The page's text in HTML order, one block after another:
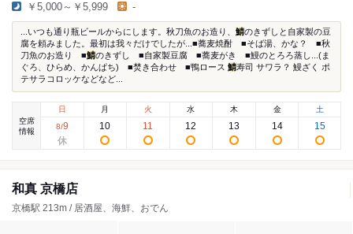
￥5,000～￥5,999 -
...いつも通り瓶ビールからにします。秋刀魚のお造り、 鯖のきずしと自家製の豆
腐を頼みました。最初は我々だけでしたが...■蕎麦焼酎 ■そば湯、かな？ ■秋
刀魚のお造り ■鯖のきずし ■自家製豆腐 ■蕎麦がき ■鰻のとろろ蒸し...(ま
ぐろ、ひらめ、かんぱち) ■焚き合わせ ■鴨ロース 鯖寿司 サワラ？ 鰻ざく ポ
テサラコロッケなどなど...
空席
情報
日
8/9
月
10
火
11
水
12
木
13
金
14
土
15
和真 京橋店
京橋駅 213m / 居酒屋、海鮮、おでん